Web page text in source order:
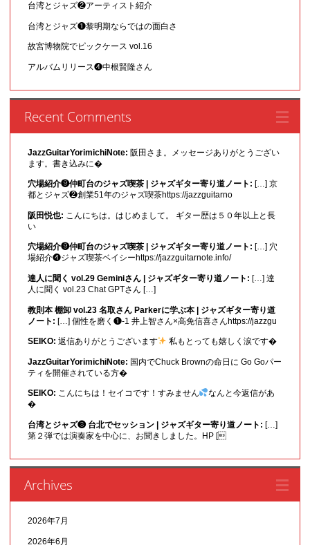
台湾とジャズ❷アーティスト紹介
台湾とジャズ❶黎明期ならではの面白さ
故宮博物院でピックケース vol.16
アルバムリリース❹中根賢隆さん
Recent Comments
JazzGuitarYorimichiNote: 阪田さま。メッセージありがとうござい
ます。書き込みに�
穴場紹介❾仲町台のジャズ喫茶 | ジャズギター寄り道ノート: […] 京
都とジャズ❷創業51年のジャズ喫茶https://jazzguitarno
阪田悦也: こんにちは。はじめまして。 ギター歴は５０年以上と長
い
穴場紹介❾仲町台のジャズ喫茶 | ジャズギター寄り道ノート: […] 穴
場紹介❹ジャズ喫茶ベイシーhttps://jazzguitarnote.info/
達人に聞く vol.29 Geminiさん | ジャズギター寄り道ノート: […] 達
人に聞く vol.23 Chat GPTさん […]
教則本 棚卸 vol.23 名取さん Parkerに学ぶ本 | ジャズギター寄り道
ノート: […] 個性を磨く❶-1 井上智さん×高免信喜さんhttps://jazzgu
SEIKO: 返信ありがとうございます 私もとっても嬉しく涙です�
JazzGuitarYorimichiNote: 国内でChuck Brownの命日に Go Goパー
ティを開催されている方�
SEIKO: こんにちは！セイコです！すみません
なんと今返信があ
�
台湾とジャズ❸ 台北でセッション | ジャズギター寄り道ノート: […]
第２弾では演奏家を中心に、お聞きしました。HP [
Archives
2026年7月
2026年6月